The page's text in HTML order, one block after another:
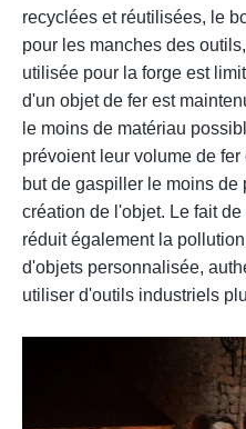
recyclées et réutilisées, le
pour les manches des
utilisée pour la forge est
d'un objet de fer est
le moins de matériau
prévoient leur volume de
but de gaspiller le moins
création de l'objet. Le fait
réduit également la
d'objets personnalisée,
utiliser d'outils industriels